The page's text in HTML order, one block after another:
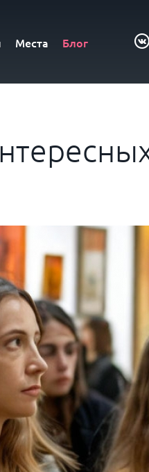
Места Блог